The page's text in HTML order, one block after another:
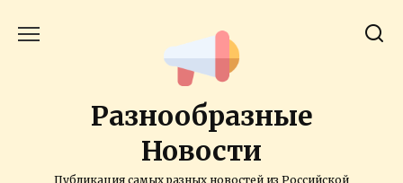
Разнообразные
Новости
Публикация самых разных новостей из Российской